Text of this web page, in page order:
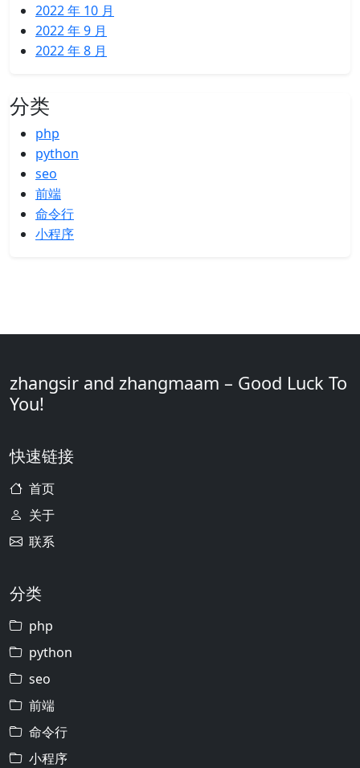
2022 年 10 月
2022 年 9 月
2022 年 8 月
分类
php
python
seo
前端
命令行
小程序
zhangsir and zhangmaam – Good Luck To
You!
快速链接
首页
关于
联系
分类
php
python
seo
前端
命令行
小程序